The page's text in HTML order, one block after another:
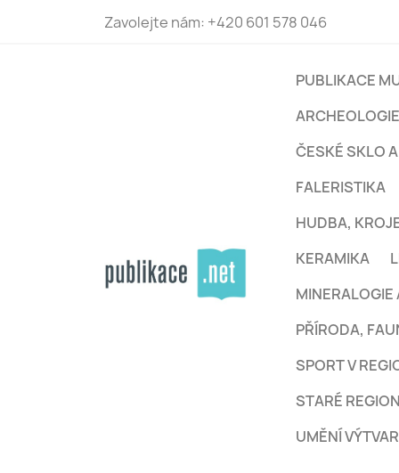
Zavolejte nám: +420 601 578 046
PUBLIKACE
ARCHEOLOGIE
ČESKÉ SKLO
FALERISTIKA
HUDBA,
KERAMIKA
MINERALOGIE
PŘÍRODA,
SPORT V
STARÉ
UMĚNÍ